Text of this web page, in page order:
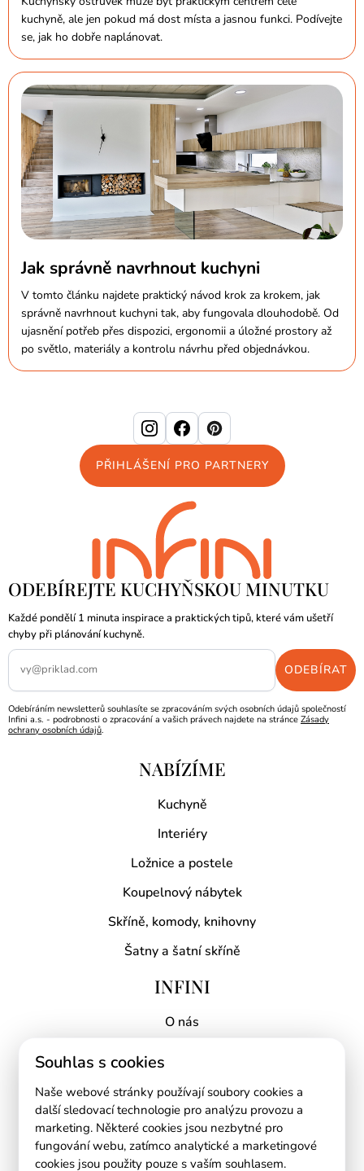
kuchyně, ale jen pokud má dost místa a jasnou funkci. Podívejte
se, jak ho dobře naplánovat.
Jak správně navrhnout kuchyni
V tomto článku najdete praktický návod krok za krokem, jak
správně navrhnout kuchyni tak, aby fungovala dlouhodobě. Od
ujasnění potřeb přes dispozici, ergonomii a úložné prostory až
po světlo, materiály a kontrolu návrhu před objednávkou.
PŘIHLÁŠENÍ PRO PARTNERY
ODEBÍREJTE KUCHYŇSKOU MINUTKU
Každé pondělí 1 minuta inspirace a praktických tipů, které vám ušetří
chyby při plánování kuchyně.
Odebíráním newsletterů souhlasíte se zpracováním svých osobních údajů společností
Infini a.s. - podrobnosti o zpracování a vašich právech najdete na stránce Zásady
ochrany osobních údajů.
NABÍZÍME
Kuchyně
Interiéry
Ložnice a postele
Koupelnový nábytek
Skříně, komody, knihovny
Šatny a šatní skříně
INFINI
O nás
Mapa prodejen
RYCHLÉ ODKAZY
Souhlas s cookies
Naše webové stránky používají soubory cookies a
další sledovací technologie pro analýzu provozu a
marketing. Některé cookies jsou nezbytné pro
fungování webu, zatímco analytické a marketingové
cookies jsou použity pouze s vaším souhlasem.